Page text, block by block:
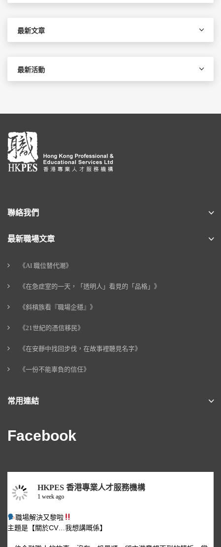
關
最新文章
最新活動
聯絡我們
最新職場文章
《AI 職位替代潮》
《在急症室的一天，「透明人」看見的「品格」》
《斜槓族看『職場企穩』》
《21世紀的憑信移民》
《在安靜中找回步伐，在故事裡聽見名字》
《一份不能辜負的信任》
常用連結
Facebook
HKPES 香港專業人才服務機構
1 week ago
職場解決又黎啦
主題是【關於CV…我想講嘅係】